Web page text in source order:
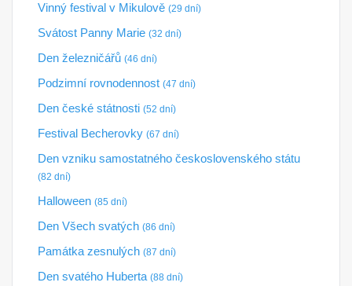
Vinný festival v Mikulově (29 dní)
Svátost Panny Marie (32 dní)
Den železničářů (46 dní)
Podzimní rovnodennost (47 dní)
Den české státnosti (52 dní)
Festival Becherovky (67 dní)
Den vzniku samostatného československého státu
(82 dní)
Halloween (85 dní)
Den Všech svatých (86 dní)
Památka zesnulých (87 dní)
Den svatého Huberta (88 dní)